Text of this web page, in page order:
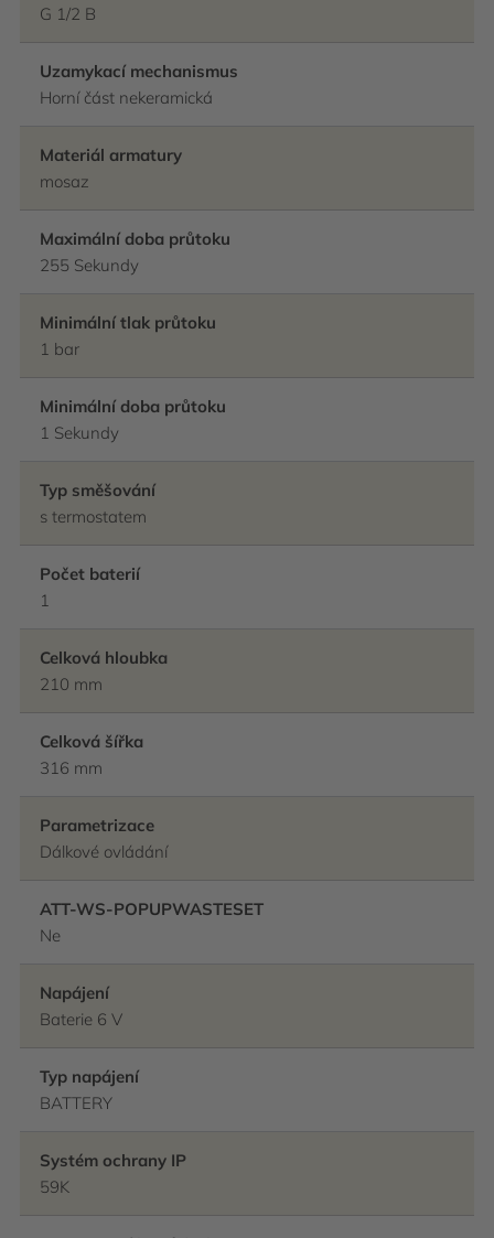
G 1/2 B
Uzamykací mechanismus
Horní část nekeramická
Materiál armatury
mosaz
Maximální doba průtoku
255 Sekundy
Minimální tlak průtoku
1 bar
Minimální doba průtoku
1 Sekundy
Typ směšování
s termostatem
Počet baterií
1
Celková hloubka
210 mm
Celková šířka
316 mm
Parametrizace
Dálkové ovládání
ATT-WS-POPUPWASTESET
Ne
Napájení
Baterie 6 V
Typ napájení
BATTERY
Systém ochrany IP
59K